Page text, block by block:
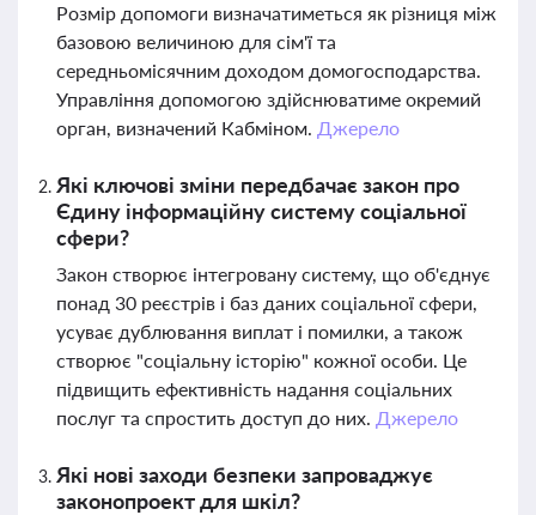
Розмір допомоги визначатиметься як різниця між
базовою величиною для сім'ї та
середньомісячним доходом домогосподарства.
Управління допомогою здійснюватиме окремий
орган, визначений Кабміном. Джерело
Які ключові зміни передбачає закон про
Єдину інформаційну систему соціальної
сфери?
Закон створює інтегровану систему, що об'єднує
понад 30 реєстрів і баз даних соціальної сфери,
усуває дублювання виплат і помилки, а також
створює "соціальну історію" кожної особи. Це
підвищить ефективність надання соціальних
послуг та спростить доступ до них. Джерело
Які нові заходи безпеки запроваджує
законопроект для шкіл?